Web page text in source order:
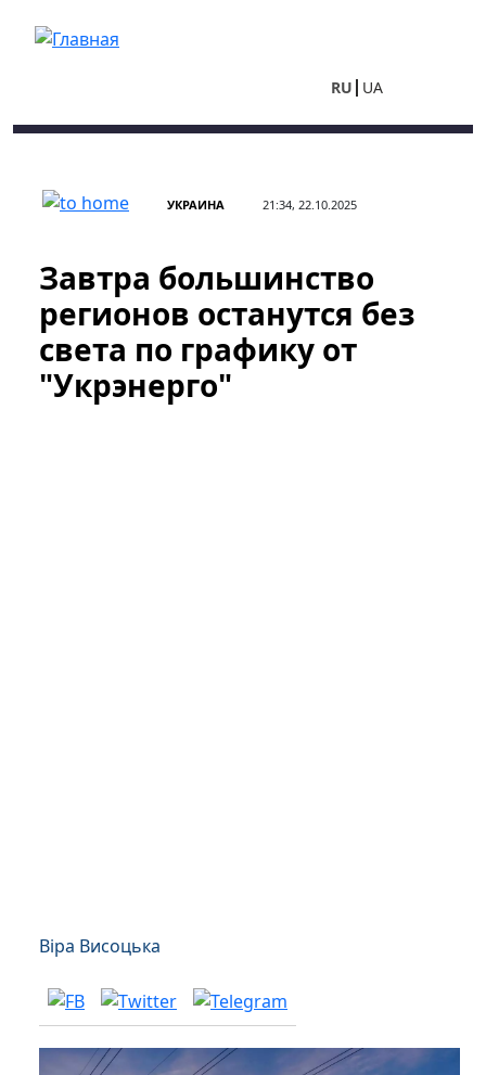
RU UA
УКРАИНА 21:34, 22.10.2025
Завтра большинство
регионов останутся без
света по графику от
"Укрэнерго"
Віра Висоцька